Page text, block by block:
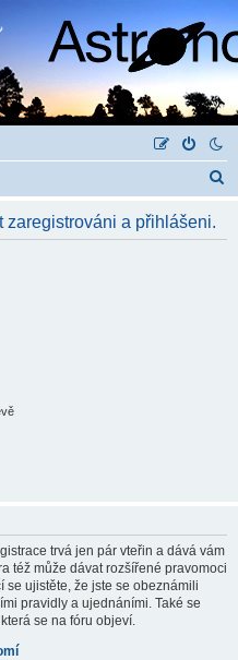
zaregistrováni a přihlášeni.
trvá jen pár vteřin a dává vám
též může dávat rozšířené pravomoci
se ujistěte, že jste se obeznámili
pravidly a ujednáními. Také se
se na fóru objeví.